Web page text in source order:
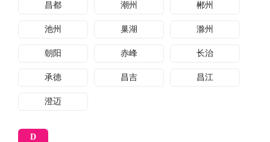
昌都 潮州 郴州
池州 巢湖 滁州
朝阳 赤峰 长治
承德 昌吉 昌江
澄迈
D